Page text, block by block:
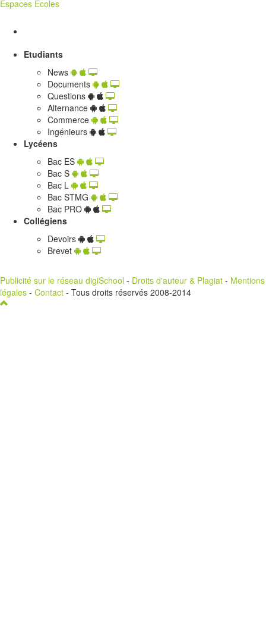
Espaces Écoles
Etudiants
News
Documents
Questions
Alternance
Commerce
Ingénieurs
Lycéens
Bac ES
Bac S
Bac L
Bac STMG
Bac PRO
Collégiens
Devoirs
Brevet
Publicité sur le réseau digiSchool - Droits d'auteur & Plagiat - Mentions
légales - Contact - Tous droits réservés 2008-2014